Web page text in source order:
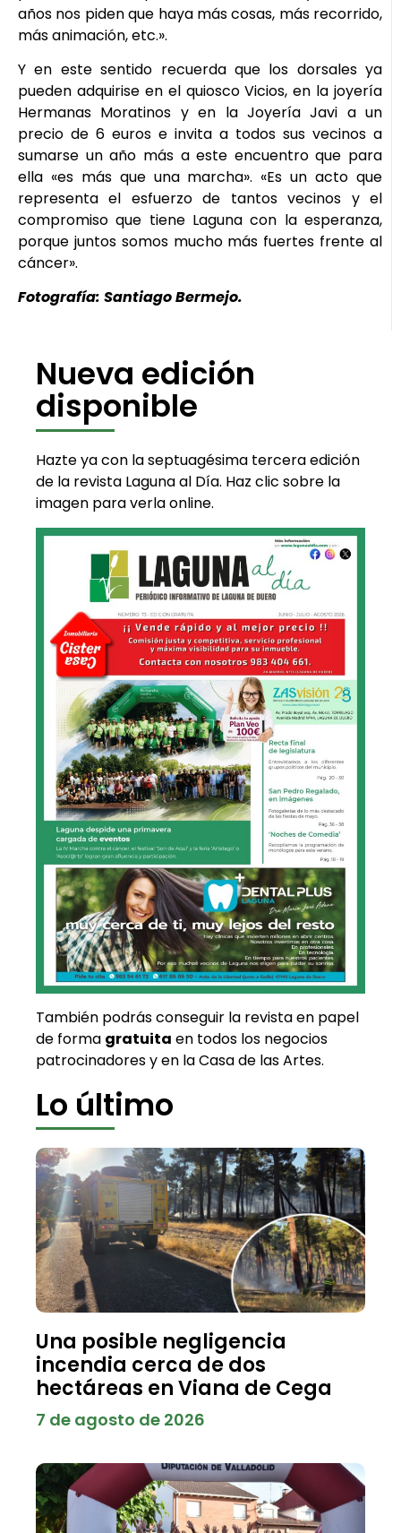
años nos piden que haya más cosas, más recorrido,
más animación, etc.».
Y en este sentido recuerda que los dorsales ya
pueden adquirise en el quiosco Vicios, en la joyería
Hermanas Moratinos y en la Joyería Javi a un
precio de 6 euros e invita a todos sus vecinos a
sumarse un año más a este encuentro que para
ella «es más que una marcha». «Es un acto que
representa el esfuerzo de tantos vecinos y el
compromiso que tiene Laguna con la esperanza,
porque juntos somos mucho más fuertes frente al
cáncer».
Fotografía: Santiago Bermejo.
Nueva edición
disponible
Hazte ya con la septuagésima tercera edición
de la revista Laguna al Día. Haz clic sobre la
imagen para verla online.
También podrás conseguir la revista en papel
de forma gratuita en todos los negocios
patrocinadores y en la Casa de las Artes.
Lo último
Una posible negligencia
incendia cerca de dos
hectáreas en Viana de Cega
7 de agosto de 2026